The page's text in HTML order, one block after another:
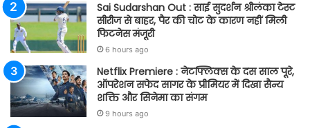
Sai Sudarshan Out : साई सुदर्शन श्रीलंका टेस्ट
सीरीज से बाहर, पैर की चोट के कारण नहीं मिली
फिटनेस मंजूरी
6 hours ago
Netflix Premiere : नेटफ्लिक्स के दस साल पूरे,
ऑपरेशन सफेद सागर के प्रीमियर में दिखा सैन्य
शक्ति और सिनेमा का संगम
9 hours ago